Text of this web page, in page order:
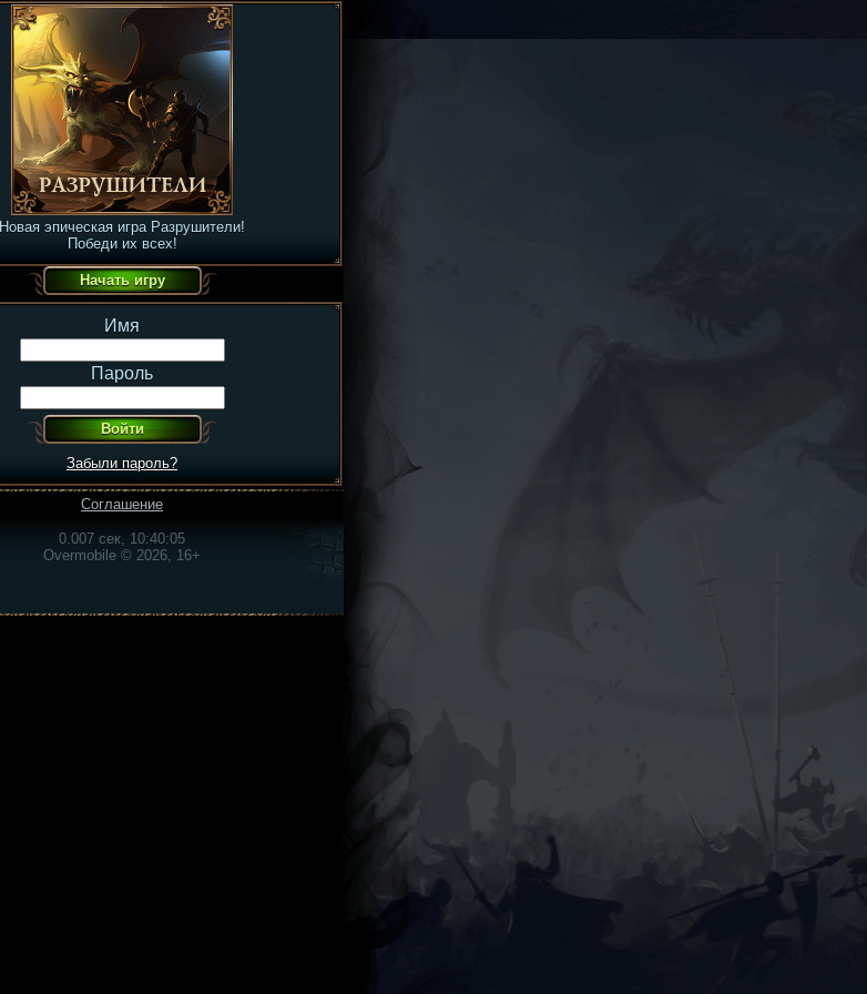
Новая эпическая игра Разрушители!
Победи их всех!
Имя
Пароль
Забыли пароль?
Соглашение
0.007 сек, 10:40:05
Overmobile © 2026, 16+